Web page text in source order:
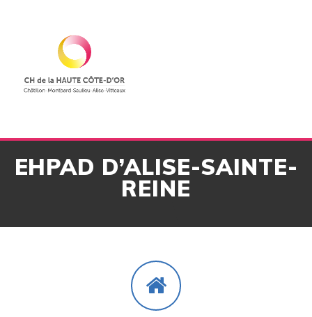
EHPAD D’ALISE-SAINTE-
REINE